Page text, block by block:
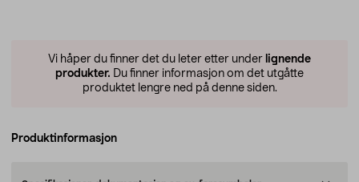
Vi håper du finner det du leter etter under lignende
produkter. Du finner informasjon om det utgåtte
produktet lengre ned på denne siden.
Produktinformasjon